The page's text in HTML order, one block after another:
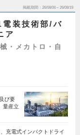
掲載期間 26/08/06～26/08/19
電装技術部/バ
ア
・メカトロ・自
び要
量産立
充電式インパクトドライ